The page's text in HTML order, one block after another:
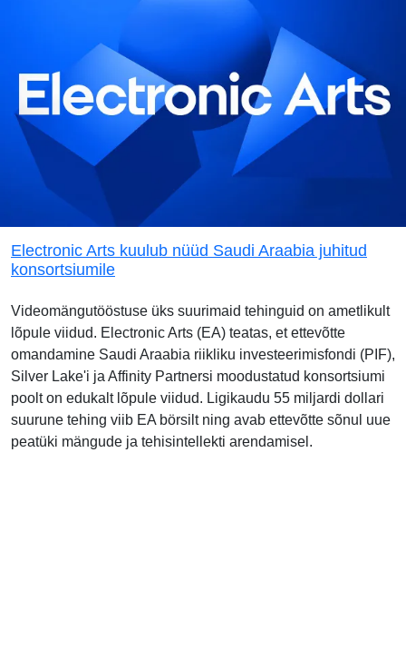
Electronic Arts kuulub nüüd Saudi Araabia juhitud
konsortsiumile
Videomängutööstuse üks suurimaid tehinguid on ametlikult
lõpule viidud. Electronic Arts (EA) teatas, et ettevõtte
omandamine Saudi Araabia riikliku investeerimisfondi (PIF),
Silver Lake'i ja Affinity Partnersi moodustatud konsortsiumi
poolt on edukalt lõpule viidud. Ligikaudu 55 miljardi dollari
suurune tehing viib EA börsilt ning avab ettevõtte sõnul uue
peatüki mängude ja tehisintellekti arendamisel.